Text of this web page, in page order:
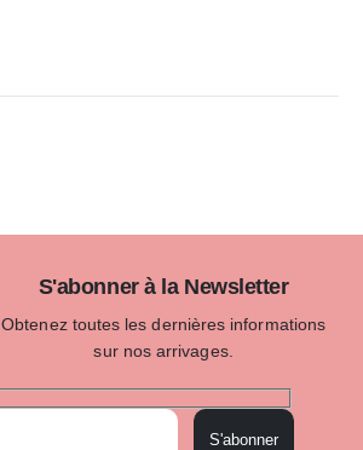
S'abonner à la Newsletter
Obtenez toutes les dernières informations
sur nos arrivages.
S'abonner